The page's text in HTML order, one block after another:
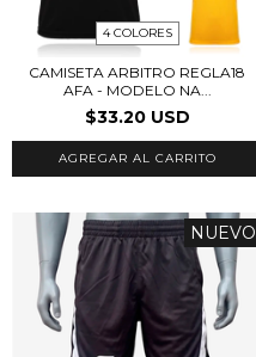
4 COLORES
CAMISETA ARBITRO REGLA18
AFA - MODELO NA...
$33.20 USD
AGREGAR AL CARRITO
NUEVO